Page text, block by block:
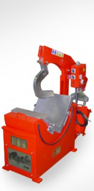
Reca 2500
für LKW-
und Industrie
von Kolben